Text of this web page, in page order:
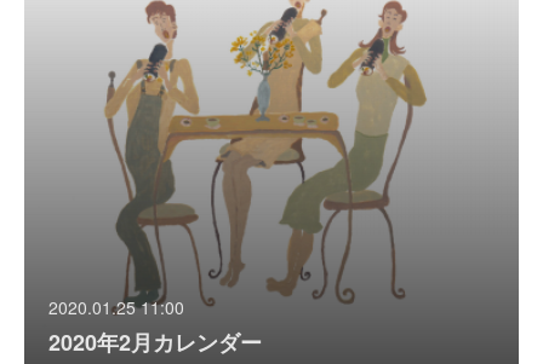
2020.01.25 11:00
2020年2月カレンダー